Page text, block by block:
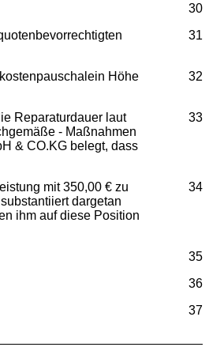
30
31
32
Höhe
33
Reparaturdauer laut
- Maßnahmen
& CO.KG belegt, dass
34
mit 350,00 € zu
dargetan
ihm auf diese Position
35
36
37